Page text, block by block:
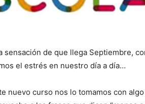
sensación de que llega Septiembre,
el estrés en nuestro día a día…
nuevo curso nos lo tomamos con